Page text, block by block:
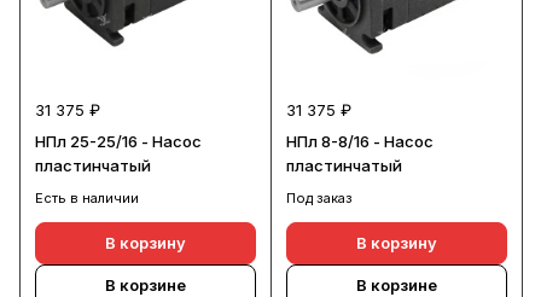
31 375 ₽
НПл 25-25/16 - Насос
пластинчатый
Есть в наличии
В корзину
В корзине
31 375 ₽
НПл 8-8/16 - Насос
пластинчатый
Под заказ
В корзину
В корзине